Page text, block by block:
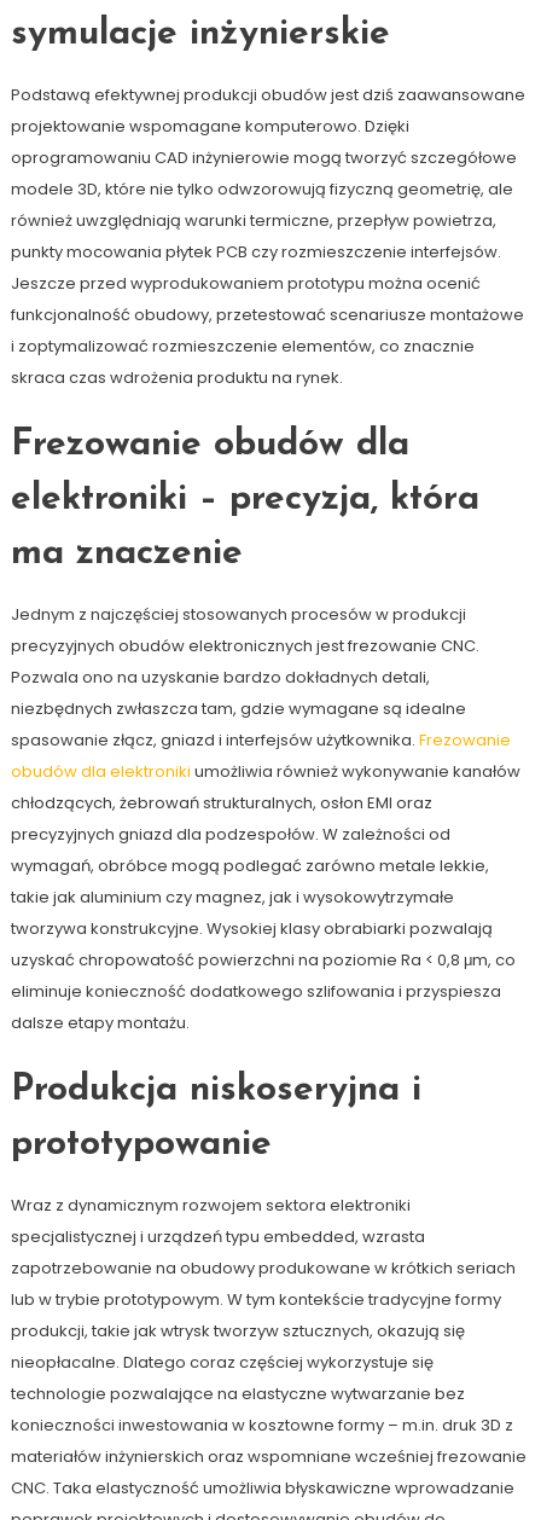
symulacje inżynierskie
Podstawą efektywnej produkcji obudów jest dziś zaawansowane
projektowanie wspomagane komputerowo. Dzięki
oprogramowaniu CAD inżynierowie mogą tworzyć szczegółowe
modele 3D, które nie tylko odwzorowują fizyczną geometrię, ale
również uwzględniają warunki termiczne, przepływ powietrza,
punkty mocowania płytek PCB czy rozmieszczenie interfejsów.
Jeszcze przed wyprodukowaniem prototypu można ocenić
funkcjonalność obudowy, przetestować scenariusze montażowe
i zoptymalizować rozmieszczenie elementów, co znacznie
skraca czas wdrożenia produktu na rynek.
Frezowanie obudów dla
elektroniki – precyzja, która
ma znaczenie
Jednym z najczęściej stosowanych procesów w produkcji
precyzyjnych obudów elektronicznych jest frezowanie CNC.
Pozwala ono na uzyskanie bardzo dokładnych detali,
niezbędnych zwłaszcza tam, gdzie wymagane są idealne
spasowanie złącz, gniazd i interfejsów użytkownika. Frezowanie
obudów dla elektroniki umożliwia również wykonywanie kanałów
chłodzących, żebrowań strukturalnych, osłon EMI oraz
precyzyjnych gniazd dla podzespołów. W zależności od
wymagań, obróbce mogą podlegać zarówno metale lekkie,
takie jak aluminium czy magnez, jak i wysokowytrzymałe
tworzywa konstrukcyjne. Wysokiej klasy obrabiarki pozwalają
uzyskać chropowatość powierzchni na poziomie Ra < 0,8 μm, co
eliminuje konieczność dodatkowego szlifowania i przyspiesza
dalsze etapy montażu.
Produkcja niskoseryjna i
prototypowanie
Wraz z dynamicznym rozwojem sektora elektroniki
specjalistycznej i urządzeń typu embedded, wzrasta
zapotrzebowanie na obudowy produkowane w krótkich seriach
lub w trybie prototypowym. W tym kontekście tradycyjne formy
produkcji, takie jak wtrysk tworzyw sztucznych, okazują się
nieopłacalne. Dlatego coraz częściej wykorzystuje się
technologie pozwalające na elastyczne wytwarzanie bez
konieczności inwestowania w kosztowne formy – m.in. druk 3D z
materiałów inżynierskich oraz wspomniane wcześniej frezowanie
CNC. Taka elastyczność umożliwia błyskawiczne wprowadzanie